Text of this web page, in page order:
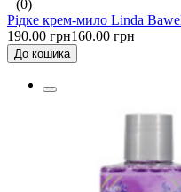
(0)
Рідке крем-мило Linda
190.00 грн160.00 грн
До кошика